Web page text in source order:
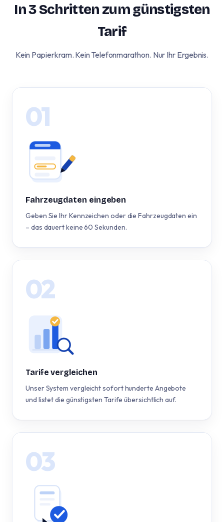
In 3 Schritten zum günstigsten
Tarif
Kein Papierkram. Kein Telefonmarathon. Nur Ihr Ergebnis.
01
Fahrzeugdaten eingeben
Geben Sie Ihr Kennzeichen oder die Fahrzeugdaten ein
– das dauert keine 60 Sekunden.
02
Tarife vergleichen
Unser System vergleicht sofort hunderte Angebote
und listet die günstigsten Tarife übersichtlich auf.
03